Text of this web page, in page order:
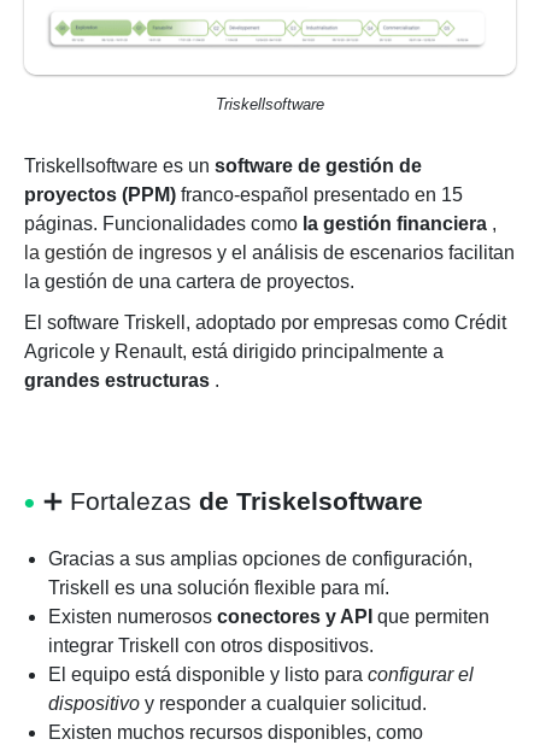
Triskellsoftware
Triskellsoftware es un software de gestión de
proyectos (PPM) franco-español presentado en 15
páginas. Funcionalidades como la gestión financiera ,
la gestión de ingresos y el análisis de escenarios facilitan
la gestión de una cartera de proyectos.
El software Triskell, adoptado por empresas como Crédit
Agricole y Renault, está dirigido principalmente a
grandes estructuras .
➕ Fortalezas de Triskelsoftware
Gracias a sus amplias opciones de configuración,
Triskell es una solución flexible para mí.
Existen numerosos conectores y API que permiten
integrar Triskell con otros dispositivos.
El equipo está disponible y listo para configurar el
dispositivo y responder a cualquier solicitud.
Existen muchos recursos disponibles, como